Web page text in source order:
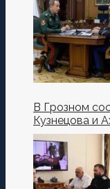
В Грозном
Кузнецова и